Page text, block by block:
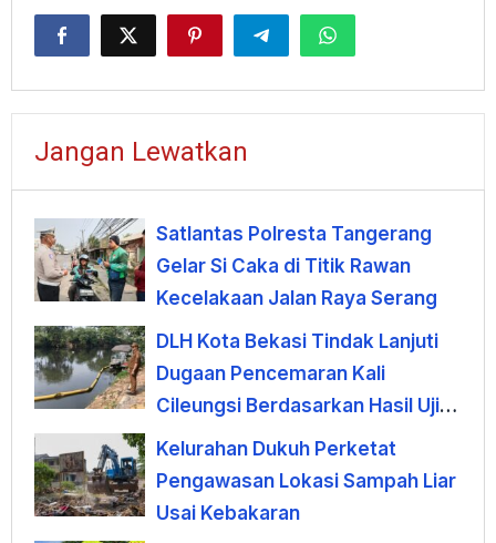
Jangan Lewatkan
Satlantas Polresta Tangerang
Gelar Si Caka di Titik Rawan
Kecelakaan Jalan Raya Serang
DLH Kota Bekasi Tindak Lanjuti
Dugaan Pencemaran Kali
Cileungsi Berdasarkan Hasil Uji
Laboratorium
Kelurahan Dukuh Perketat
Pengawasan Lokasi Sampah Liar
Usai Kebakaran